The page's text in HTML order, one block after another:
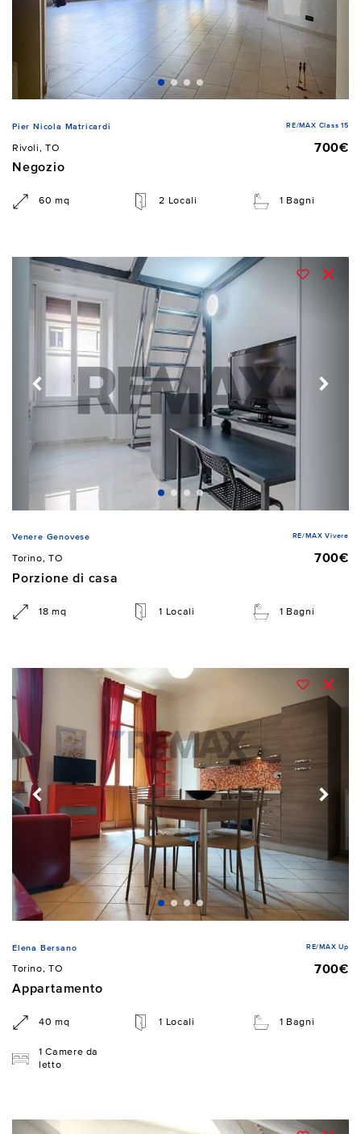
Pier Nicola Matricardi RE/MAX Class 15
Rivoli, TO
700€
Negozio
60 mq 2 Locali 1 Bagni
Venere Genovese RE/MAX Vivere
Torino, TO
700€
Porzione di casa
18 mq 1 Locali 1 Bagni
Elena Bersano RE/MAX Up
Torino, TO
700€
Appartamento
40 mq 1 Locali 1 Bagni
1 Camere da
letto